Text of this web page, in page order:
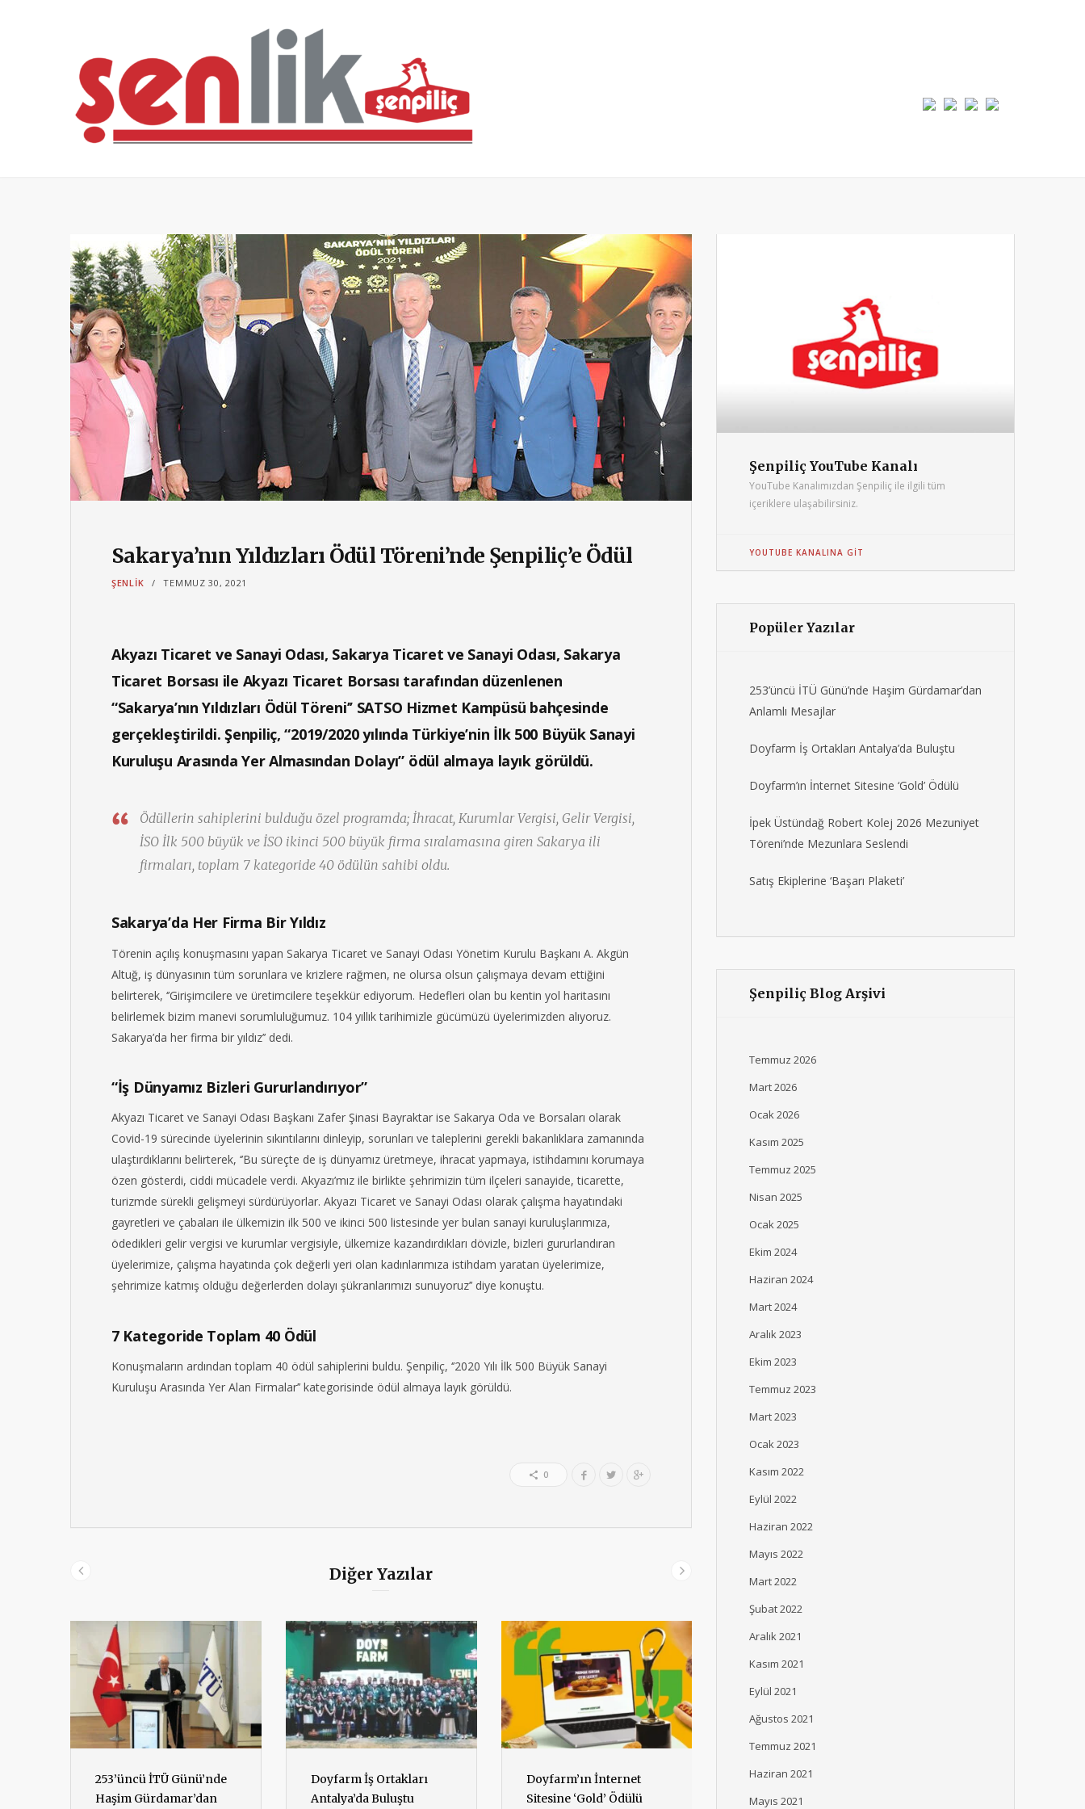
Sakarya’nın Yıldızları Ödül Töreni’nde Şenpiliç’e Ödül
ŞENLIK TEMMUZ 30, 2021
Akyazı Ticaret ve Sanayi Odası, Sakarya Ticaret ve Sanayi Odası, Sakarya
Ticaret Borsası ile Akyazı Ticaret Borsası tarafından düzenlenen
“Sakarya’nın Yıldızları Ödül Töreni’’ SATSO Hizmet Kampüsü bahçesinde
gerçekleştirildi. Şenpiliç, “2019/2020 yılında Türkiye’nin İlk 500 Büyük Sanayi
Kuruluşu Arasında Yer Almasından Dolayı” ödül almaya layık görüldü.
Ödüllerin sahiplerini bulduğu özel programda; İhracat, Kurumlar Vergisi, Gelir Vergisi,
İSO İlk 500 büyük ve İSO ikinci 500 büyük firma sıralamasına giren Sakarya ili
firmaları, toplam 7 kategoride 40 ödülün sahibi oldu.
Sakarya’da Her Firma Bir Yıldız
Törenin açılış konuşmasını yapan Sakarya Ticaret ve Sanayi Odası Yönetim Kurulu Başkanı A. Akgün
Altuğ, iş dünyasının tüm sorunlara ve krizlere rağmen, ne olursa olsun çalışmaya devam ettiğini
belirterek, ‘’Girişimcilere ve üretimcilere teşekkür ediyorum. Hedefleri olan bu kentin yol haritasını
belirlemek bizim manevi sorumluluğumuz. 104 yıllık tarihimizle gücümüzü üyelerimizden alıyoruz.
Sakarya’da her firma bir yıldız’’ dedi.
“İş Dünyamız Bizleri Gururlandırıyor”
Akyazı Ticaret ve Sanayi Odası Başkanı Zafer Şinasi Bayraktar ise Sakarya Oda ve Borsaları olarak
Covid-19 sürecinde üyelerinin sıkıntılarını dinleyip, sorunları ve taleplerini gerekli bakanlıklara zamanında
ulaştırdıklarını belirterek, ‘’Bu süreçte de iş dünyamız üretmeye, ihracat yapmaya, istihdamını korumaya
özen gösterdi, ciddi mücadele verdi. Akyazı’mız ile birlikte şehrimizin tüm ilçeleri sanayide, ticarette,
turizmde sürekli gelişmeyi sürdürüyorlar. Akyazı Ticaret ve Sanayi Odası olarak çalışma hayatındaki
gayretleri ve çabaları ile ülkemizin ilk 500 ve ikinci 500 listesinde yer bulan sanayi kuruluşlarımıza,
ödedikleri gelir vergisi ve kurumlar vergisiyle, ülkemize kazandırdıkları dövizle, bizleri gururlandıran
üyelerimize, çalışma hayatında çok değerli yeri olan kadınlarımıza istihdam yaratan üyelerimize,
şehrimize katmış olduğu değerlerden dolayı şükranlarımızı sunuyoruz’’ diye konuştu.
7 Kategoride Toplam 40 Ödül
Konuşmaların ardından toplam 40 ödül sahiplerini buldu. Şenpiliç, ‘’2020 Yılı İlk 500 Büyük Sanayi
Kuruluşu Arasında Yer Alan Firmalar’’ kategorisinde ödül almaya layık görüldü.
0
Diğer Yazılar
253’üncü İTÜ Günü’nde
Haşim Gürdamar’dan
Doyfarm İş Ortakları
Antalya’da Buluştu
Doyfarm’ın İnternet
Sitesine ‘Gold’ Ödülü
İpek Üstündağ Robert
Kolej 2026 Mezuniyet
Şenpiliç YouTube Kanalı
YouTube Kanalımızdan Şenpiliç ile ilgili tüm
içeriklere ulaşabilirsiniz.
YOUTUBE KANALINA GIT
Popüler Yazılar
253’üncü İTÜ Günü’nde Haşim Gürdamar’dan
Anlamlı Mesajlar
Doyfarm İş Ortakları Antalya’da Buluştu
Doyfarm’ın İnternet Sitesine ‘Gold’ Ödülü
İpek Üstündağ Robert Kolej 2026 Mezuniyet
Töreni’nde Mezunlara Seslendi
Satış Ekiplerine ‘Başarı Plaketi’
Şenpiliç Blog Arşivi
Temmuz 2026
Mart 2026
Ocak 2026
Kasım 2025
Temmuz 2025
Nisan 2025
Ocak 2025
Ekim 2024
Haziran 2024
Mart 2024
Aralık 2023
Ekim 2023
Temmuz 2023
Mart 2023
Ocak 2023
Kasım 2022
Eylül 2022
Haziran 2022
Mayıs 2022
Mart 2022
Şubat 2022
Aralık 2021
Kasım 2021
Eylül 2021
Ağustos 2021
Temmuz 2021
Haziran 2021
Mayıs 2021